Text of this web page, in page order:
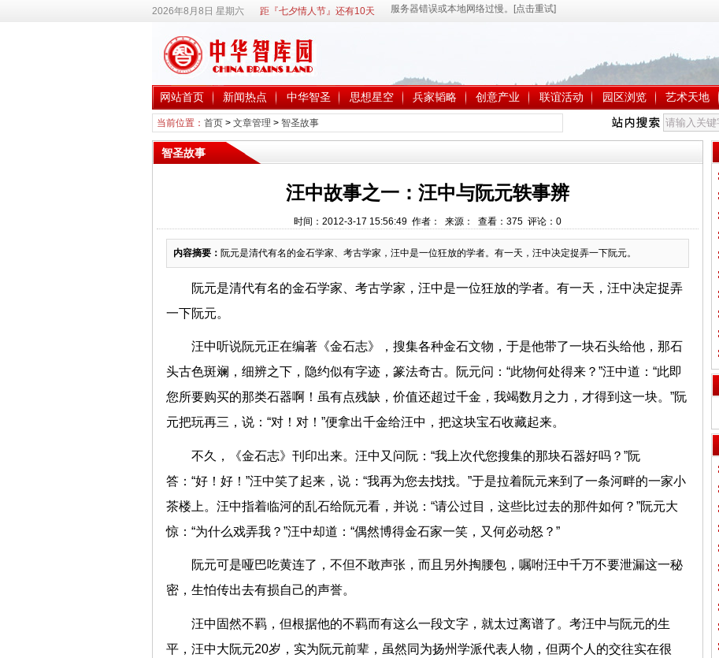
2026年8月8日 星期六 距『七夕情人节』还有10天
网站首页 新闻热点 中华智圣 思想星空 兵家韬略 创意产业 联谊活动 园区浏览 艺术天地
当前位置： 首页> 文章管理 > 智圣故事
智圣故事
汪中故事之一：汪中与阮元轶事辨
时间：2012-3-17 15:56:49 作者： 来源： 查看： 375评论： 0
内容摘要： 阮元是清代有名的金石学家、考古学家，汪中是一位狂放的学者。有一天，汪中决定捉弄一下阮元。
阮元是清代有名的金石学家、考古学家，汪中是一位狂放的学者。有一天，汪中决定捉弄
一下阮元。
汪中听说阮元正在编著《金石志》，搜集各种金石文物，于是他带了一块石头给他，那石
头古色斑斓，细辨之下，隐约似有字迹，篆法奇古。阮元问：“此物何处得来？”汪中道：“此即
您所要购买的那类石器啊！虽有点残缺，价值还超过千金，我竭数月之力，才得到这一块。”阮
元把玩再三，说：“对！对！”便拿出千金给汪中，把这块宝石收藏起来。
不久，《金石志》刊印出来。汪中又问阮：“我上次代您搜集的那块石器好吗？”阮
答：“好！好！”汪中笑了起来，说：“我再为您去找找。”于是拉着阮元来到了一条河畔的一家小
茶楼上。汪中指着临河的乱石给阮元看，并说：“请公过目，这些比过去的那件如何？”阮元大
惊：“为什么戏弄我？”汪中却道：“偶然博得金石家一笑，又何必动怒？”
阮元可是哑巴吃黄连了，不但不敢声张，而且另外掏腰包，嘱咐汪中千万不要泄漏这一秘
密，生怕传出去有损自己的声誉。
汪中固然不羁，但根据他的不羁而有这么一段文字，就太过离谱了。考汪中与阮元的生
平，汪中大阮元20岁，实为阮元前辈，虽然同为扬州学派代表人物，但两个人的交往实在很